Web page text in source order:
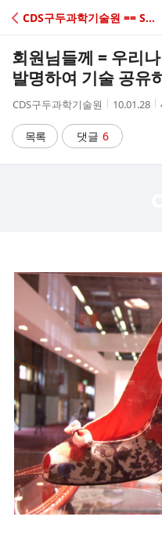
C
A
CDS구두과학기술원 == Shoe School,교습
회원님들께 = 우리
발명하여 기술 공유
작
자
CDS구두과학기술원
작
시
간
10.01.28
목록 댓글 6